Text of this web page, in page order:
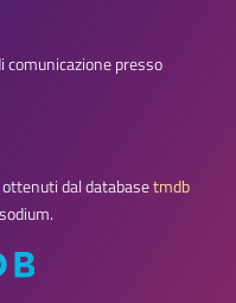
comunicazione presso
dal databasetmdb